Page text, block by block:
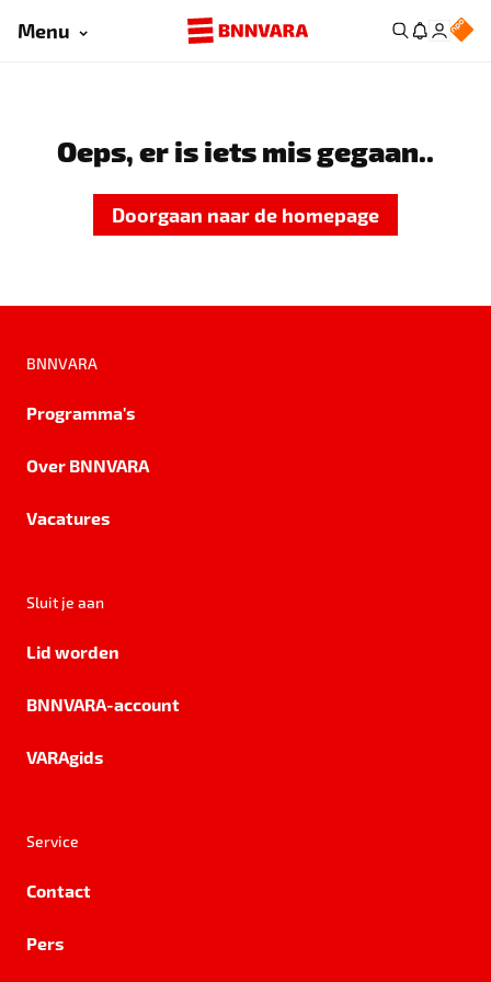
Menu
Oeps, er is iets mis gegaan..
Doorgaan naar de homepage
BNNVARA
Programma's
Over BNNVARA
Vacatures
Sluit je aan
Lid worden
BNNVARA-account
VARAgids
Service
Contact
Pers